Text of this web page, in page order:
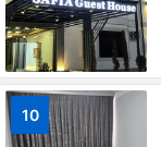
10